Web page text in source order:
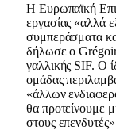
Η Ευρωπαϊκή
εργασίας «αλλά
συμπεράσματα
δήλωσε ο
γαλλικής SIF. Ο
ομάδας
«άλλων
θα προτείνουμε
στους